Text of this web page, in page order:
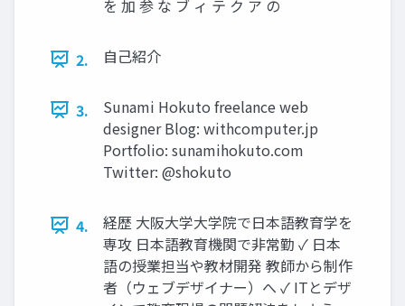
を 加 参 な ブ ィ テ ク ア の
2. 自己紹介
3.
Sunami Hokuto freelance web
designer Blog: withcomputer.jp
Portfolio: sunamihokuto.com
Twitter: @shokuto
4.
経歴 大阪大学大学院で日本語教育学を
専攻 日本語教育機関で非常勤 ✓ 日本
語の授業担当や教材開発 教師から制作
者（ウェブデザイナー）へ ✓ ITとデザ